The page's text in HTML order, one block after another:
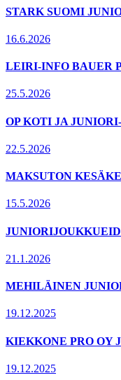
STARK SUOMI
16.6.2026
LEIRI-INFO BAUER
25.5.2026
OP KOTI JA
22.5.2026
MAKSUTON
15.5.2026
21.1.2026
MEHILÄINEN
19.12.2025
KIEKKONE PRO OY
19.12.2025